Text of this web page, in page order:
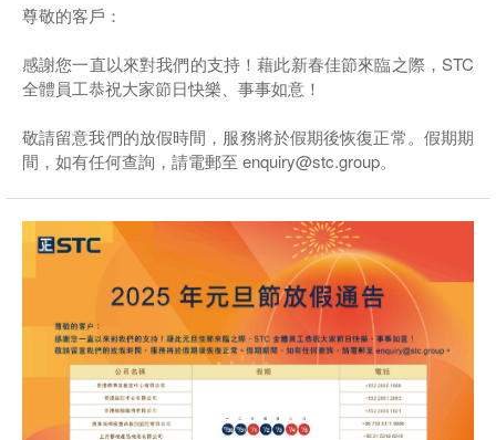
尊敬的客戶：
感謝您一直以來對我們的支持！藉此新春佳節來臨之際，STC
全體員工恭祝大家節日快樂、事事如意！
敬請留意我們的放假時間，服務將於假期後恢復正常。假期期
間，如有任何查詢，請電郵至 enquiry@stc.group。